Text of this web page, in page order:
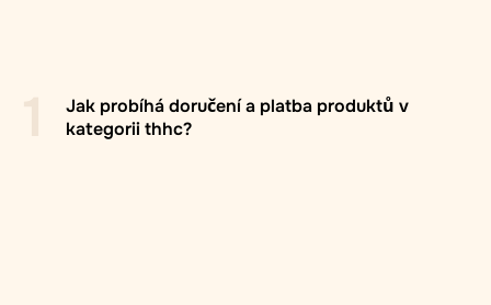
Jak probíhá doručení a platba produktů v
kategorii thhc?